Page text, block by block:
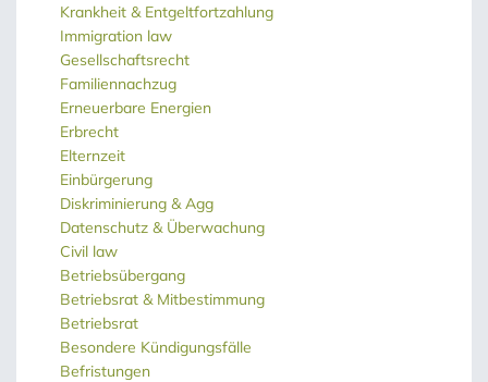
Krankheit & Entgeltfortzahlung
Immigration law
Gesellschaftsrecht
Familiennachzug
Erneuerbare Energien
Erbrecht
Elternzeit
Einbürgerung
Diskriminierung & Agg
Datenschutz & Überwachung
Civil law
Betriebsübergang
Betriebsrat & Mitbestimmung
Betriebsrat
Besondere Kündigungsfälle
Befristungen